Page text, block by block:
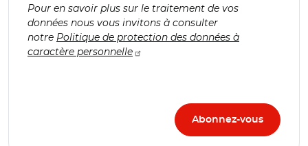
Pour en savoir plus sur le traitement de vos
données nous vous invitons à consulter
notre Politique de protection des données à
caractère personnelle